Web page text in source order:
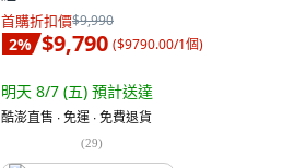
首購折扣價$9,990
2% $9,790 ($9790.00/1個)
明天 8/7 (五) 預計送達
酷澎直售 ∙ 免運 ∙ 免費退貨
(29)